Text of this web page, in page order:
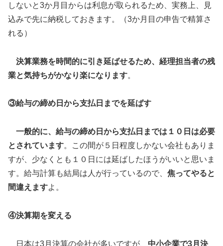
しないと3か月目からは利息が取られるため、実務上、見
込みで先に納税しておきます。（3か月目の申告で精算さ
れる）
決算業務を時間的に引き延ばせるため、経理担当者の残
業と気持ちがかなり楽になります。
③給与の締め日から支払日までを延ばす
一般的に、給与の締め日から支払日までは１０日は必要
とされています。この間が５日程度しかない会社もありま
すが、少なくとも１０日には延ばしたほうがいいと思いま
す。給与計算も結局は人が行っているので、 焦ってやると
間違えますよ。
④決算期を変える
日本は3月決算の会社が多いですが、 中小企業で3月決